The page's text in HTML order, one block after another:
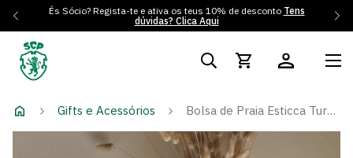
És Sócio? Regista-te e ativa os teus 10% de desconto Tens
dúvidas? Clica Aqui
Gifts e Acessórios Bolsa de Praia Esticca Turco Verde